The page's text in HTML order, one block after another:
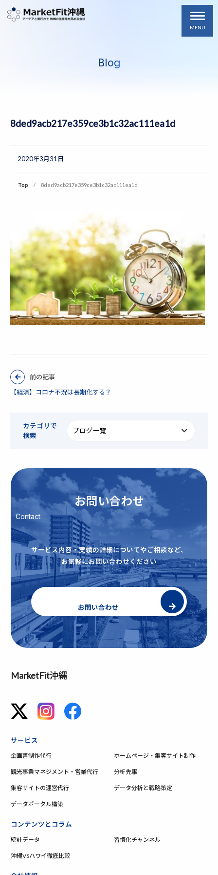
MENU
Blog
8ded9acb217e359ce3b1c32ac111ea1d
2020年3月31日
Top 8ded9acb217e359ce3b1c32ac111ea1d
前の記事
【経済】コロナ不況は長期化する？
カテゴリで
検索
お問い合わせ
Contact
サービス内容・実績の詳細についてやご相談など、
お気軽にお問い合わせください
お問い合わせ
MarketFit沖縄
サービス
企画書制作代行 ホームページ・集客サイト制作
観光事業マネジメント・営業代行 分析先駆
集客サイトの運営代行 データ分析と戦略策定
データポータル構築
コンテンツとコラム
統計データ 習慣化チャンネル
沖縄VSハワイ徹底比較